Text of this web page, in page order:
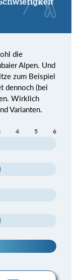
die
Alpen. Und
zum Beispiel
dennoch (bei
Wirklich
Varianten.
4 5 6